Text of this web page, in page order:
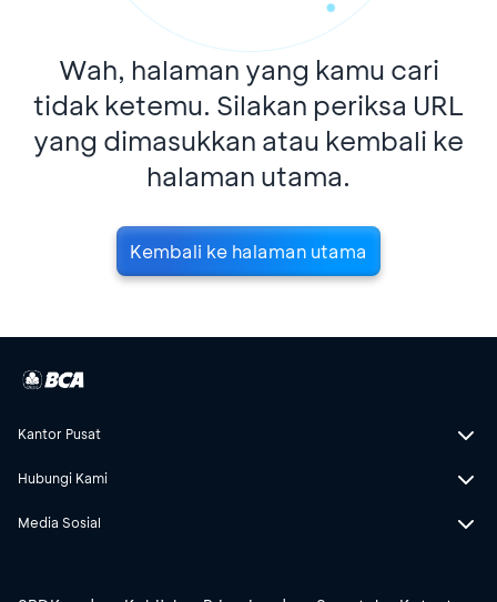
Wah, halaman yang kamu cari
tidak ketemu. Silakan periksa URL
yang dimasukkan atau kembali ke
halaman utama.
Kembali ke halaman utama
Kantor Pusat
Hubungi Kami
Media Sosial